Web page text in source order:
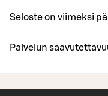
Seloste on viimeksi
Palvelun